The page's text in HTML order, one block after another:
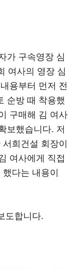
가 구속영장 심
여사의 영장 심
용부터 먼저 전
순방 때 착용했
구매해 김 여사
보했습니다. 저
희건설 회장이
여사에게 직접
다는 내용이
도합니다.